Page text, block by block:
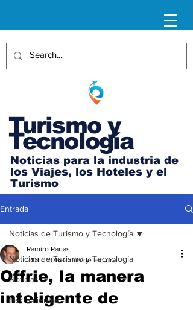
Turismo y
Tecnología
Noticias para la industria de
los Viajes, los Hoteles y el
Turismo
Entrada
Noticias de Turismo y Tecnología
Noticias
Herramientas
Noticias de Turismo y Tecnología
Offrie, la manera
inteligente de
Ramiro Parias
21 dic 2016 2 min de lectura